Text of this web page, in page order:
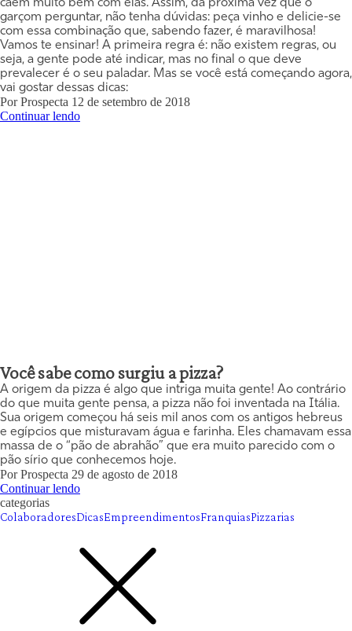
caem muito bem com elas. Assim, da próxima vez que o
garçom perguntar, não tenha dúvidas: peça vinho e delicie-se
com essa combinação que, sabendo fazer, é maravilhosa!
Vamos te ensinar! A primeira regra é: não existem regras, ou
seja, a gente pode até indicar, mas no final o que deve
prevalecer é o seu paladar. Mas se você está começando agora,
vai gostar dessas dicas:
PorProspecta 12 de setembro de 2018
Continuar lendo
Você sabe como surgiu a pizza?
A origem da pizza é algo que intriga muita gente! Ao contrário
do que muita gente pensa, a pizza não foi inventada na Itália.
Sua origem começou há seis mil anos com os antigos hebreus
e egípcios que misturavam água e farinha. Eles chamavam essa
massa de o “pão de abrahão” que era muito parecido com o
pão sírio que conhecemos hoje.
PorProspecta 29 de agosto de 2018
Continuar lendo
categorias
ColaboradoresDicasEmpreendimentosFranquiasPizzarias